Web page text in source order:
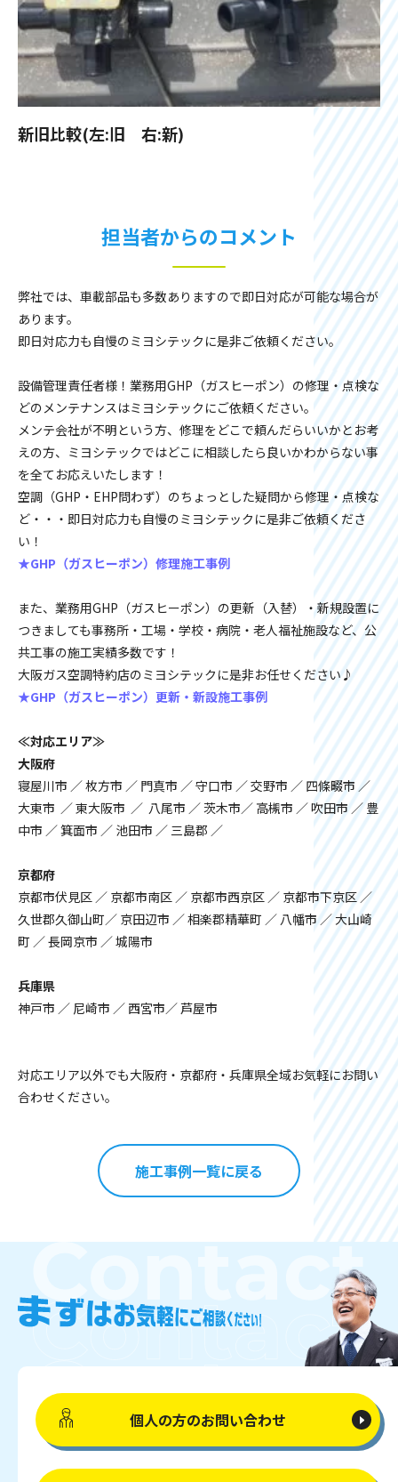
新旧比較(左:旧 右:新)
担当者からのコメント
弊社では、車載部品も多数ありますので即日対応が可能な場合が
あります。
即日対応力も自慢のミヨシテックに是非ご依頼ください。
設備管理責任者様！業務用GHP（ガスヒーポン）の修理・点検な
どのメンテナンスはミヨシテックにご依頼ください。
メンテ会社が不明という方、修理をどこで頼んだらいいかとお考
えの方、ミヨシテックではどこに相談したら良いかわからない事
を全てお応えいたします！
空調（GHP・EHP問わず）のちょっとした疑問から修理・点検な
ど・・・即日対応力も自慢のミヨシテックに是非ご依頼くださ
い！
★GHP（ガスヒーポン）修理施工事例
また、業務用GHP（ガスヒーポン）の更新（入替）・新規設置に
つきましても事務所・工場・学校・病院・老人福祉施設など、公
共工事の施工実績多数です！
大阪ガス空調特約店のミヨシテックに是非お任せください♪
★GHP（ガスヒーポン）更新・新設施工事例
≪対応エリア≫
大阪府
寝屋川市 ／ 枚方市 ／ 門真市 ／ 守口市 ／ 交野市 ／ 四條畷市 ／
大東市 ／ 東大阪市 ／ 八尾市 ／ 茨木市／ 高槻市 ／ 吹田市 ／ 豊
中市 ／ 箕面市 ／ 池田市 ／ 三島郡 ／
京都府
京都市伏見区 ／ 京都市南区 ／ 京都市西京区 ／ 京都市下京区 ／
久世郡久御山町／ 京田辺市 ／ 相楽郡精華町 ／ 八幡市 ／ 大山崎
町 ／ 長岡京市 ／ 城陽市
兵庫県
神戸市 ／ 尼崎市 ／ 西宮市／ 芦屋市
対応エリア以外でも大阪府・京都府・兵庫県全域お気軽にお問い
合わせください。
施工事例一覧に戻る
個人の方のお問い合わせ